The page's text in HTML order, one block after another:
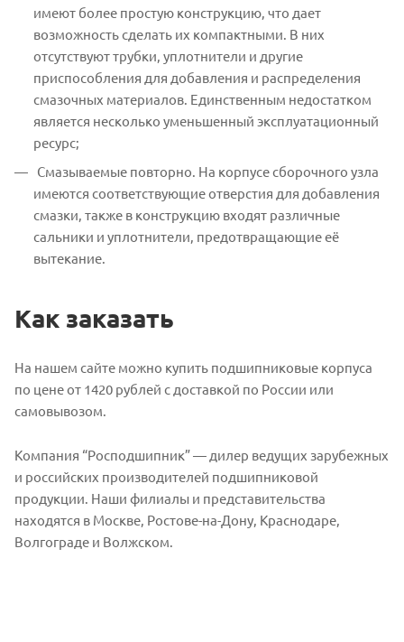
имеют более простую конструкцию, что дает
возможность сделать их компактными. В них
отсутствуют трубки, уплотнители и другие
приспособления для добавления и распределения
смазочных материалов. Единственным недостатком
является несколько уменьшенный эксплуатационный
ресурс;
Смазываемые повторно. На корпусе сборочного узла
имеются соответствующие отверстия для добавления
смазки, также в конструкцию входят различные
сальники и уплотнители, предотвращающие её
вытекание.
Как заказать
На нашем сайте можно купить подшипниковые корпуса
по цене от 1420 рублей с доставкой по России или
самовывозом.
Компания “Росподшипник” — дилер ведущих зарубежных
и российских производителей подшипниковой
продукции. Наши филиалы и представительства
находятся в Москве, Ростове-на-Дону, Краснодаре,
Волгограде и Волжском.